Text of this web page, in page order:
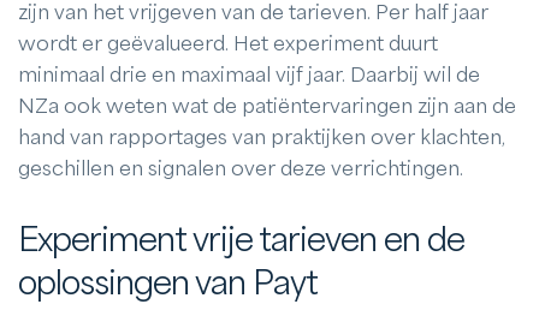
zijn van het vrijgeven van de tarieven. Per half jaar
wordt er geëvalueerd. Het experiment duurt
minimaal drie en maximaal vijf jaar. Daarbij wil de
NZa ook weten wat de patiëntervaringen zijn aan de
hand van rapportages van praktijken over klachten,
geschillen en signalen over deze verrichtingen.
Experiment vrije tarieven en de
oplossingen van Payt